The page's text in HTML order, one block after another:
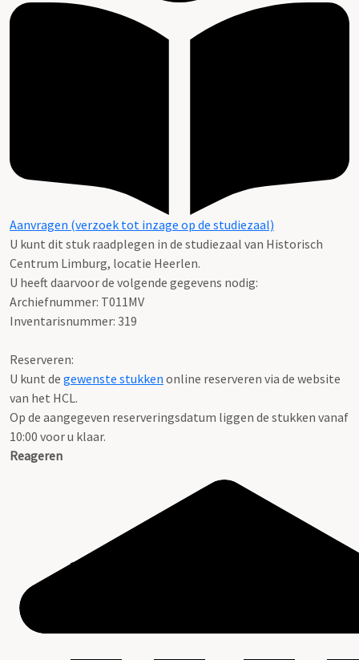
Aanvragen (verzoek tot inzage op de studiezaal)
U kunt dit stuk raadplegen in de studiezaal van Historisch
Centrum Limburg, locatie Heerlen.
U heeft daarvoor de volgende gegevens nodig:
Archiefnummer: T011MV
Inventarisnummer: 319
Reserveren:
U kunt de gewenste stukken online reserveren via de website
van het HCL.
Op de aangegeven reserveringsdatum liggen de stukken vanaf
10:00 voor u klaar.
Reageren